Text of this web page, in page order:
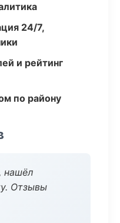
24/7,
и рейтинг
по району
нашёл
Отзывы